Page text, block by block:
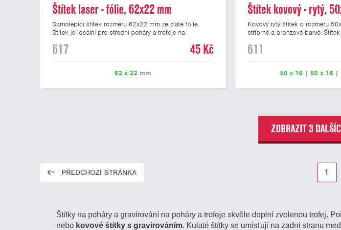
Štítek laser - fólie, 62x22 mm
Samolepicí štítek rozměru 62x22 mm ze zlaté fólie.
Štítek je ideální pro střední poháry a trofeje na
vypálit libovolné logo nebo text. U textu doporučujeme
případné další podklady pro výrobu štítku je možné
617 45 Kč
62 x 22 mm
Štítek kovový - rytý,
Kovový rytý štítek o rozměru
stříbrné a bronzové barvě.
možné vyrýt logo nebo text. U
další podklady pro výrobu
611
50 x 16| 50 x 16|
ZOBRAZIT 3
PŘEDCHOZÍ STRÁNKA 1
Štítky na poháry a gravírování na poháry a trofeje skvěle doplní zvolenou trofej.
nebo kovové štítky s gravírováním. Kulaté štítky se umisťují na zadní stranu